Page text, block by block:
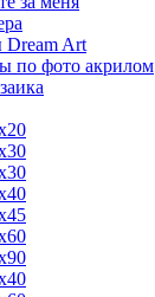
Dream Art
по фото акрилом